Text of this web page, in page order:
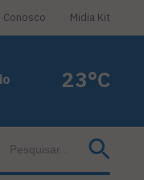
Conosco Midia Kit
23°C